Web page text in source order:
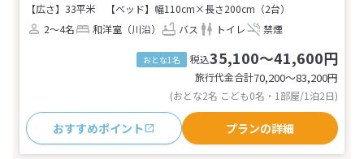
【広さ】33平米
【ベッド】幅110cm×長さ200cm（2台）
2～4名
和洋室（川沿） バス トイレ 禁煙
おとな1名 税込35,100～41,600円
旅行代金合計70,200〜83,200円
(おとな2名 こども0名・1部屋/1泊2日)
おすすめポイント プランの詳細